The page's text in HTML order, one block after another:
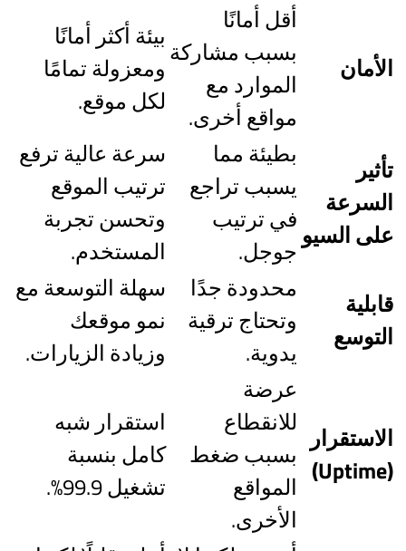
الأمان
أقل أمانًا
بسبب مشاركة
الموارد مع
مواقع أخرى.
بيئة أكثر أمانًا
ومعزولة تمامًا
لكل موقع.
تأثير
السرعة
على السيو
بطيئة مما
يسبب تراجع
في ترتيب
جوجل.
سرعة عالية ترفع
ترتيب الموقع
وتحسن تجربة
المستخدم.
قابلية
التوسع
محدودة جدًا
وتحتاج ترقية
يدوية.
سهلة التوسعة مع
نمو موقعك
وزيادة الزيارات.
الاستقرار
(Uptime)
عرضة
للانقطاع
بسبب ضغط
المواقع
الأخرى.
استقرار شبه
كامل بنسبة
تشغيل 99.9%.